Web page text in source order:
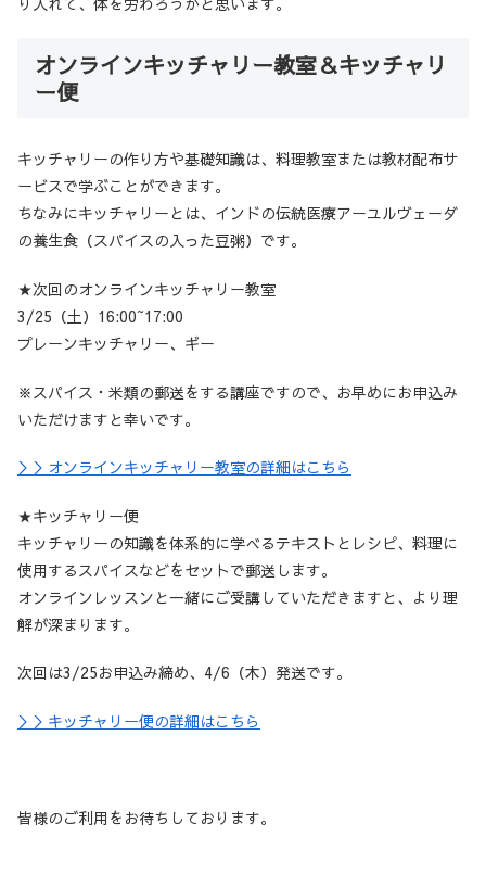
オンラインキッチャリー教室＆キッチャリ
ー便
キッチャリーの作り方や基礎知識は、料理教室または教材配布サ
ービスで学ぶことができます。
ちなみにキッチャリーとは、インドの伝統医療アーユルヴェーダ
の養生食（スパイスの入った豆粥）です。
★次回のオンラインキッチャリー教室
3/25（土）16:00~17:00
プレーンキッチャリー、ギー
※スパイス・米類の郵送をする講座ですので、お早めにお申込み
いただけますと幸いです。
＞＞オンラインキッチャリー教室の詳細はこちら
★キッチャリー便
キッチャリーの知識を体系的に学べるテキストとレシピ、料理に
使用するスパイスなどをセットで郵送します。
オンラインレッスンと一緒にご受講していただきますと、より理
解が深まります。
次回は3/25お申込み締め、4/6（木）発送です。
＞＞キッチャリー便の詳細はこちら
皆様のご利用をお待ちしております。